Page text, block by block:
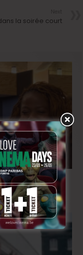
la soirée court
« Ceci n’est